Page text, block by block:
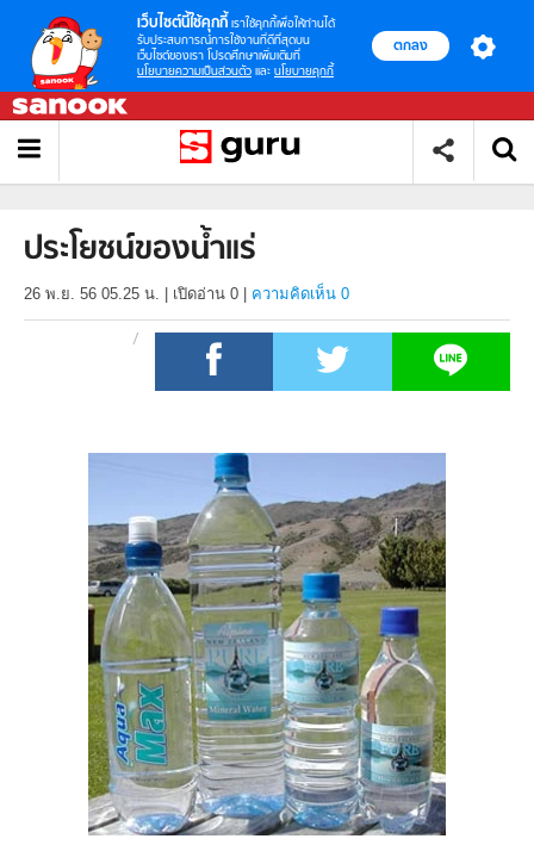
เว็บไซต์นี้ใช้คุกกี้ เราใช้คุกกี้เพื่อให้ท่านได้
รับประสบการณ์การใช้งานที่ดีที่สุดบน
เว็บไซต์ของเรา โปรดศึกษาเพิ่มเติมที่
นโยบายความเป็นส่วนตัว และ นโยบายคุกกี้
ตกลง
ประโยชน์ของน้ำแร่
26 พ.ย. 56 05.25 น. เปิดอ่าน 0 ความคิดเห็น 0